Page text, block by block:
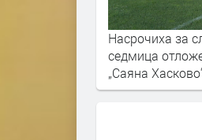
Невъзможните
спасявания от